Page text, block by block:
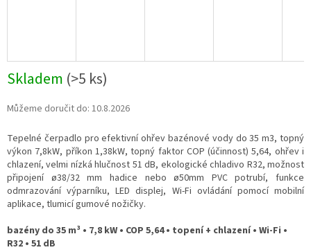
Skladem (>5 ks)
Můžeme doručit do: 10.8.2026
Tepelné čerpadlo pro efektivní ohřev bazénové vody do 35 m3, topný
výkon 7,8kW, příkon 1,38kW, topný faktor COP (účinnost) 5,64, ohřev i
chlazení, velmi nízká hlučnost 51 dB, ekologické chladivo R32, možnost
připojení ø38/32 mm hadice neboø50mm PVCpotrubí, funkce
odmrazování výparníku, LED displej, Wi-Fi ovládání pomocí mobilní
aplikace, tlumicí gumové nožičky.
bazény do 35 m³ • 7,8 kW • COP 5,64 • topení + chlazení • Wi-Fi •
R32 • 51 dB